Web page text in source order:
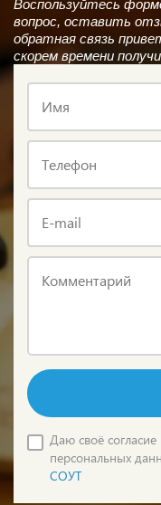
Воспользуйтесь
вопрос, оставить
обратная связь
скорем времени
Имя
Телефон
E-mail
Комментарий
Даю своё
персональных
СОУТ